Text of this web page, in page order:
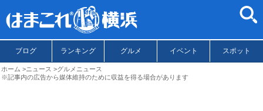
ブログ ランキング グルメ イベント スポット
ホーム ニュース
グルメニュース
※記事内の広告から媒体維持のために収益を得る場合があります